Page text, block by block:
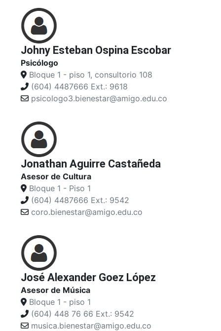
Johny Esteban Ospina Escobar
Psicólogo
Bloque 1 - piso 1, consultorio 108
(604) 4487666 Ext.: 9618
psicologo3.bienestar@amigo.edu.co
Jonathan Aguirre Castañeda
Asesor de Cultura
Bloque 1 - Piso 1
(604) 4487666 Ext.: 9542
coro.bienestar@amigo.edu.co
José Alexander Goez López
Asesor de Música
Bloque 1 - piso 1
(604) 448 76 66 Ext.: 9542
musica.bienestar@amigo.edu.co